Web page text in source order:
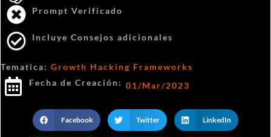
Prompt Verificado
Incluye Consejos adicionales
Tematica: Growth Hacking Frameworks
Fecha de Creación: 01/Mar/2023
Facebook Twitter LinkedIn